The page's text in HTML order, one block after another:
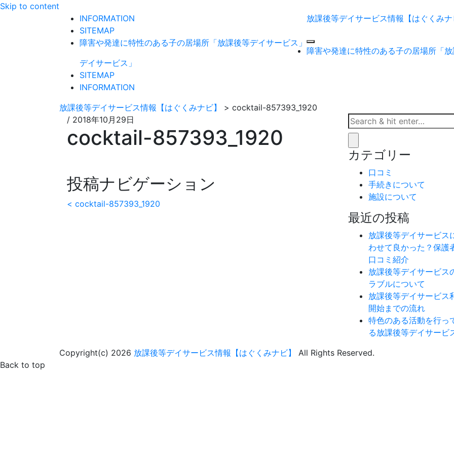
Skip to content
INFORMATION
SITEMAP
障害や発達に特性のある子の居場所「放課後等デイサービス」
放課後等デイサービス情報【はぐくみナ
障害や発達に特性のある子の居場所「
デイサービス」
SITEMAP
INFORMATION
放課後等デイサービス情報【はぐくみナビ】
> cocktail-857393_1920
/ 2018年10月29日
cocktail-857393_1920
投稿ナビゲーション
< cocktail-857393_1920
カテゴリー
口コミ
手続きについて
施設について
最近の投稿
放課後等デイサービス
わせて良かった？保護
口コミ紹介
放課後等デイサービス
ラブルについて
放課後等デイサービス
開始までの流れ
特色のある活動を行っ
る放課後等デイサービ
Copyright(c) 2026 放課後等デイサービス情報【はぐくみナビ】
All Rights Reserved.
Back to top